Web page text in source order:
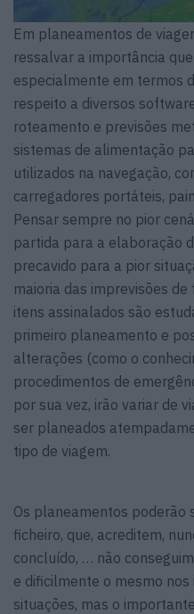
Em planeamentos de
ressalvar a importância
especialmente em termos
respeito a diversos
roteamento e previsões
sistemas de alimentação
utilizados na navegação,
carregadores portáteis,
Pensar sempre no pior
partida para a elaboração
precavido para a pior
maioria das imprevisões
itens assinalados são
primeiro planeamento e
alterações (como o
procedimentos de
por sua vez, irão variar de
ser planeados
tipo de viagem.
Os planeamentos poderão
ficheiro, que, acreditem,
concluído, … não
e dificilmente o mesmo
situações, mas o